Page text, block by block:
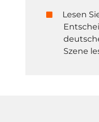
Lesen
Szene